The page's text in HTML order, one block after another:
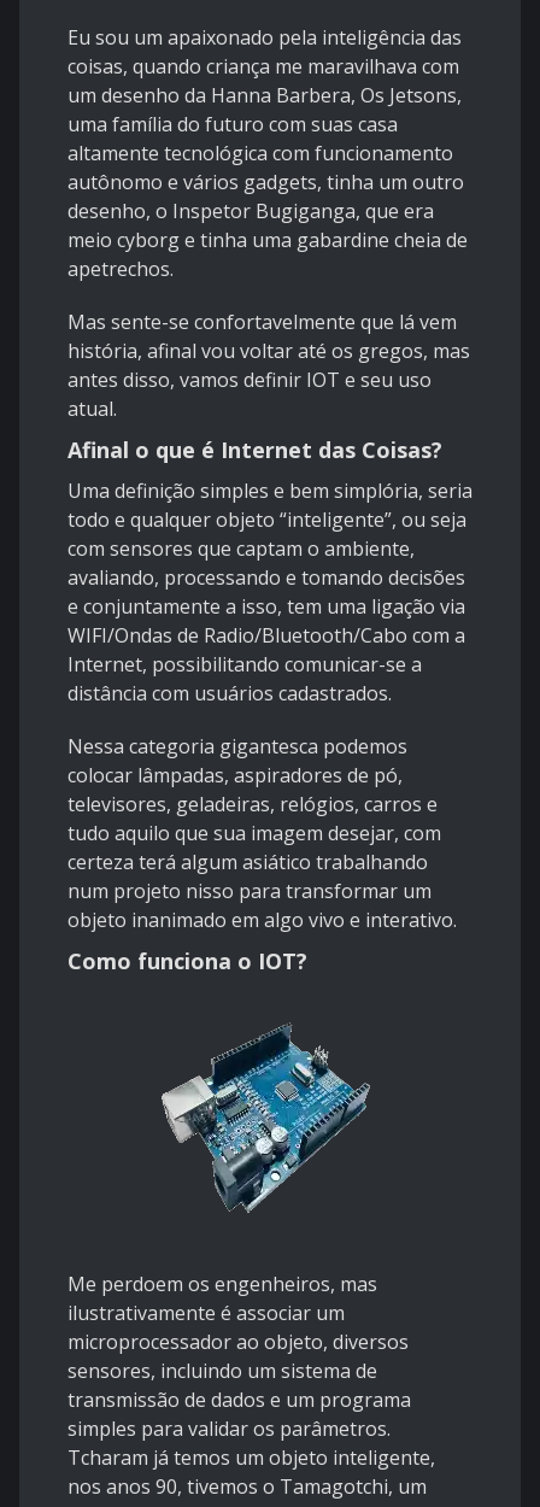
Eu sou um apaixonado pela inteligência das
coisas, quando criança me maravilhava com
um desenho da Hanna Barbera, Os Jetsons,
uma família do futuro com suas casa
altamente tecnológica com funcionamento
autônomo e vários gadgets, tinha um outro
desenho, o Inspetor Bugiganga, que era
meio cyborg e tinha uma gabardine cheia de
apetrechos.
Mas sente-se confortavelmente que lá vem
história, afinal vou voltar até os gregos, mas
antes disso, vamos definir IOT e seu uso
atual.
Afinal o que é Internet das Coisas?
Uma definição simples e bem simplória, seria
todo e qualquer objeto “inteligente”, ou seja
com sensores que captam o ambiente,
avaliando, processando e tomando decisões
e conjuntamente a isso, tem uma ligação via
WIFI/Ondas de Radio/Bluetooth/Cabo com a
Internet, possibilitando comunicar-se a
distância com usuários cadastrados.
Nessa categoria gigantesca podemos
colocar lâmpadas, aspiradores de pó,
televisores, geladeiras, relógios, carros e
tudo aquilo que sua imagem desejar, com
certeza terá algum asiático trabalhando
num projeto nisso para transformar um
objeto inanimado em algo vivo e interativo.
Como funciona o IOT?
Me perdoem os engenheiros, mas
ilustrativamente é associar um
microprocessador ao objeto, diversos
sensores, incluindo um sistema de
transmissão de dados e um programa
simples para validar os parâmetros.
Tcharam já temos um objeto inteligente,
nos anos 90, tivemos o Tamagotchi, um